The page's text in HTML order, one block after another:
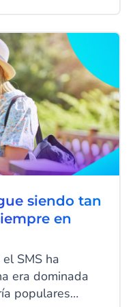
obtener
para hacerlo.
siendo tan
en
SMS ha
era dominada
populares